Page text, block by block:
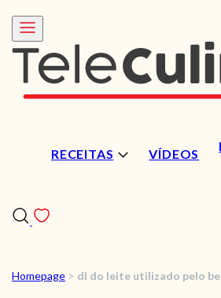
RECEITAS VÍDEOS
Homepage > dl do leite utilizado pelo